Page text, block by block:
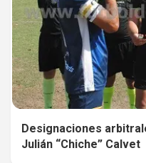
Designaciones
Julián “Chiche” Calvet